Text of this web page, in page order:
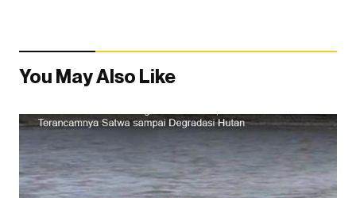
You May Also Like